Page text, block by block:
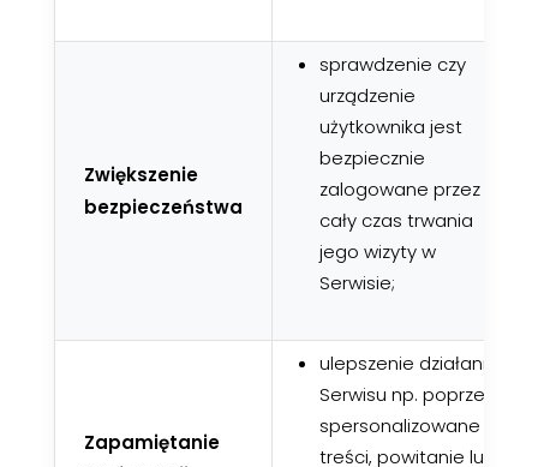
Zwiększenie
bezpieczeństwa
sprawdzenie czy
urządzenie
użytkownika jest
bezpiecznie
zalogowane przez
cały czas trwania
jego wizyty w
Serwisie;
Zapamiętanie
ulepszenie działania
Serwisu np. poprzez
spersonalizowane
treści, powitanie lub